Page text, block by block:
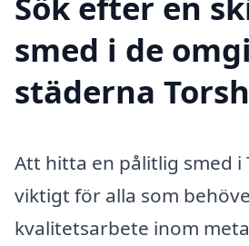
smed i de
städerna
Att hitta en pålitlig smed i
viktigt för alla som
kvalitetsarbete inom